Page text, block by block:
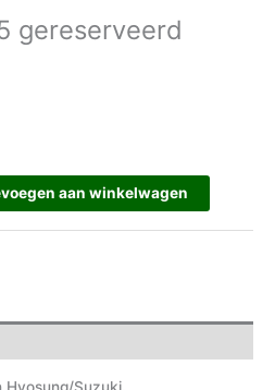
gereserveerd
aan winkelwagen